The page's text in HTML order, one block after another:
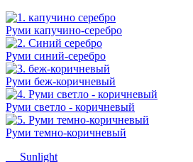
Руми капучино-серебро
Руми синий-серебро
Руми беж-коричневый
Руми светло - коричневый
Руми темно-коричневый
Sunlight